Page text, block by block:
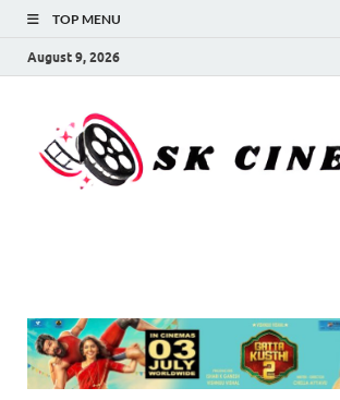
TOP MENU
August 9, 2026